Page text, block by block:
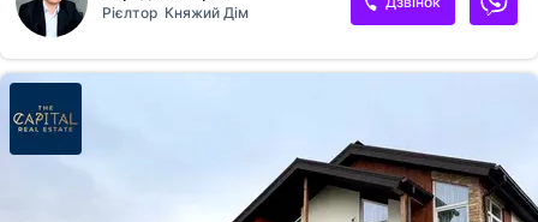
відкритого типу 35 кв.м., відкритий балкон, сауна, санвузол з
джакузі, спальня з гардеробною, дитяча або кабінет. Газове
опалення. Навіс під машину. Відмінна інфраструктура (Магазин Фора,
аптека, шиномонтаж, магазини, кав'ярня). До пляжу 10 хвилин пішки.
Вартість: 2000 USD. Код об'єкта: 139464
Рієлтор Княжий Дім